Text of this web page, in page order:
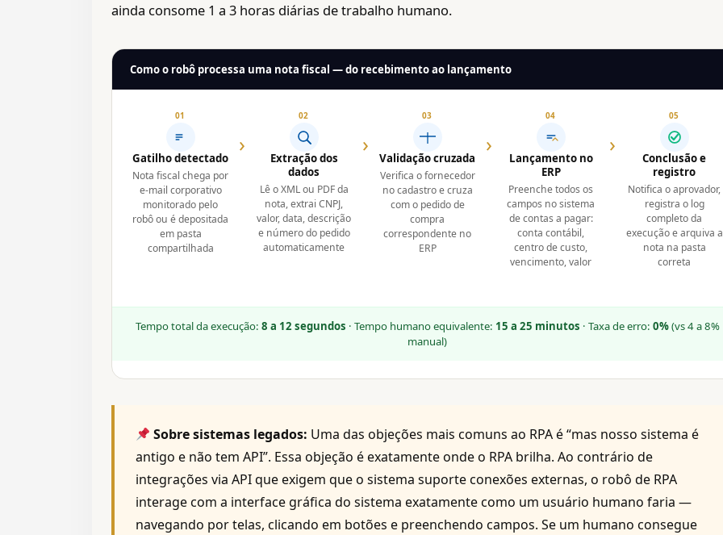
ainda consome 1 a 3 horas diárias de trabalho humano.
Como o robô processa uma nota fiscal — do recebimento ao lançamento
01
Gatilho detectado
Nota fiscal chega por
e-mail corporativo
monitorado pelo
robô ou é depositada
em pasta
compartilhada
›
02
Extração dos
dados
Lê o XML ou PDF da
nota, extrai CNPJ,
valor, data, descrição
e número do pedido
automaticamente
›
03
Validação cruzada
Verifica o fornecedor
no cadastro e cruza
com o pedido de
compra
correspondente no
ERP
›
04
Lançamento no
ERP
Preenche todos os
campos no sistema
de contas a pagar:
conta contábil,
centro de custo,
vencimento, valor
›
05
Conclusão e
registro
Notifica o aprovador,
registra o log
completo da
execução e arquiva a
nota na pasta
correta
Tempo total da execução: 8 a 12 segundos · Tempo humano equivalente: 15 a 25 minutos · Taxa de erro: 0%(vs 4 a 8%
manual)
Sobre sistemas legados: Uma das objeções mais comuns ao RPA é “mas nosso sistema é
antigo e não tem API”. Essa objeção é exatamente onde o RPA brilha. Ao contrário de
integrações via API que exigem que o sistema suporte conexões externas, o robô de RPA
interage com a interface gráfica do sistema exatamente como um usuário humano faria —
navegando por telas, clicando em botões e preenchendo campos. Se um humano consegue